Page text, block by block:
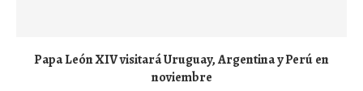
Papa León XIV visitará Uruguay, Argentina y Perú en
noviembre